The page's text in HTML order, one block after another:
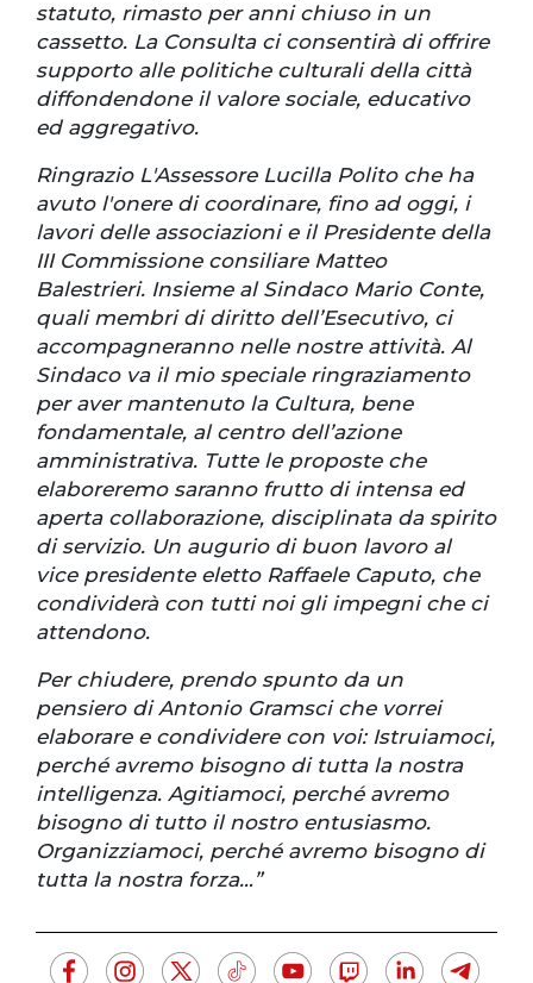
statuto, rimasto per anni chiuso in un
cassetto. La Consulta ci consentirà di offrire
supporto alle politiche culturali della città
diffondendone il valore sociale, educativo
ed aggregativo.
Ringrazio L'Assessore Lucilla Polito che ha
avuto l'onere di coordinare, fino ad oggi, i
lavori delle associazioni e il Presidente della
III Commissione consiliare Matteo
Balestrieri. Insieme al Sindaco Mario Conte,
quali membri di diritto dell’Esecutivo, ci
accompagneranno nelle nostre attività. Al
Sindaco va il mio speciale ringraziamento
per aver mantenuto la Cultura, bene
fondamentale, al centro dell’azione
amministrativa. Tutte le proposte che
elaboreremo saranno frutto di intensa ed
aperta collaborazione, disciplinata da spirito
di servizio. Un augurio di buon lavoro al
vice presidente eletto Raffaele Caputo, che
condividerà con tutti noi gli impegni che ci
attendono.
Per chiudere, prendo spunto da un
pensiero di Antonio Gramsci che vorrei
elaborare e condividere con voi: Istruiamoci,
perché avremo bisogno di tutta la nostra
intelligenza. Agitiamoci, perché avremo
bisogno di tutto il nostro entusiasmo.
Organizziamoci, perché avremo bisogno di
tutta la nostra forza…”